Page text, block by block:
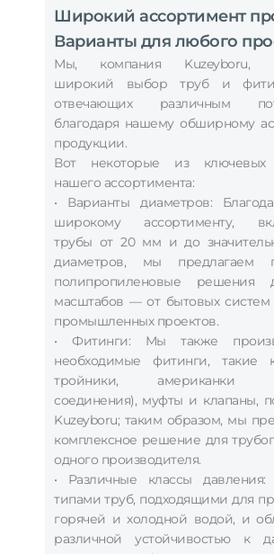
Широкий ассортимент
Варианты для любого
Мы, компания Kuzeyboru,
широкий выбор труб и
отвечающих различным
благодаря нашему обширному
продукции.
Вот некоторые из ключевых
нашего ассортимента:
• Варианты диаметров:
широкому ассортименту,
трубы от 20 мм и до
диаметров, мы предлагаем
полипропиленовые решения
масштабов — от бытовых систем
промышленных проектов.
• Фитинги: Мы также
необходимые фитинги, такие
тройники, американки
соединения), муфты и клапаны,
Kuzeyboru; таким образом, мы
комплексное решение для
одного производителя.
• Различные классы
типами труб, подходящими для
горячей и холодной водой, и
различной устойчивостью к